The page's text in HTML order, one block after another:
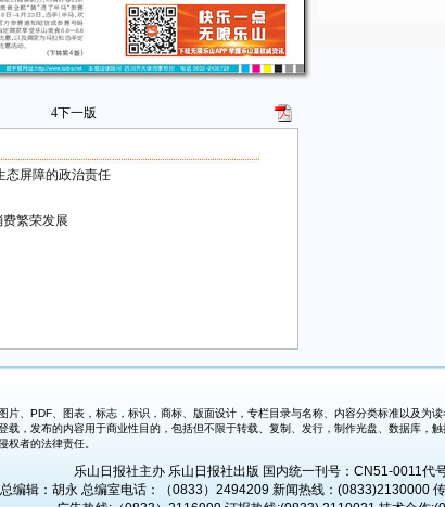
4下一版
态屏障的政治责任
繁荣发展
PDF、图表，标志，标识，商标、版面设计，专栏目录与名称、内容分类标准以及为
载，发布的内容用于商业性目的，包括但不限于转载、复制、发行，制作光盘、数据库
权者的法律责任。
乐山日报社主办 乐山日报社出版 国内统一刊号：CN51-0011代
总编辑：胡永 总编室电话：（0833）2494209 新闻热线：(0833)2130000